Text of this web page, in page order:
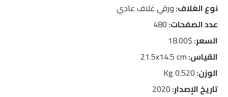
نوع الغلاف:ورقي غلاف عادي
عدد الصفحات:480
السعر:$18.00
القياس:21.5x14.5 cm
الوزن:0.520 Kg
تاريخ الإصدار:2020